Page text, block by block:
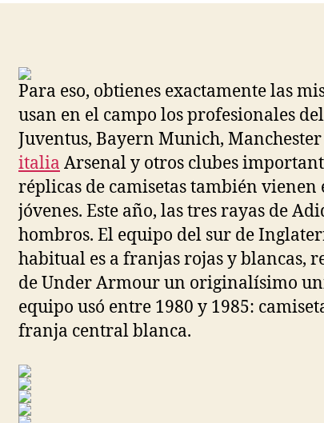
Para eso, obtienes exactamente las
usan en el campo los profesionales
Juventus, Bayern Munich,
italia Arsenal y otros clubes
réplicas de camisetas también vienen
jóvenes. Este año, las tres rayas de
hombros. El equipo del sur de
habitual es a franjas rojas y blancas,
de Under Armour un originalísimo
equipo usó entre 1980 y 1985:
franja central blanca.